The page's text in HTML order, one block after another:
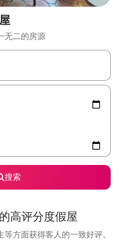
无二的房源
向键查看，或通过点击或滑动手势
搜索
高评分度假屋
方面获得客人的一致好评。